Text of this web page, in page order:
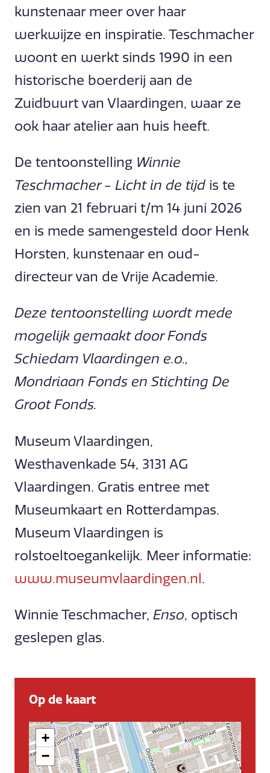
kunstenaar meer over haar
werkwijze en inspiratie. Teschmacher
woont en werkt sinds 1990 in een
historische boerderij aan de
Zuidbuurt van Vlaardingen, waar ze
ook haar atelier aan huis heeft.
De tentoonstelling Winnie
Teschmacher - Licht in de tijd is te
zien van 21 februari t/m 14 juni 2026
en is mede samengesteld door Henk
Horsten, kunstenaar en oud-
directeur van de Vrije Academie.
Deze tentoonstelling wordt mede
mogelijk gemaakt door Fonds
Schiedam Vlaardingen e.o.,
Mondriaan Fonds en Stichting De
Groot Fonds.
Museum Vlaardingen,
Westhavenkade 54, 3131 AG
Vlaardingen. Gratis entree met
Museumkaart en Rotterdampas.
Museum Vlaardingen is
rolstoeltoegankelijk. Meer informatie:
www.museumvlaardingen.nl.
Winnie Teschmacher, Enso, optisch
geslepen glas.
Op de kaart
+
−